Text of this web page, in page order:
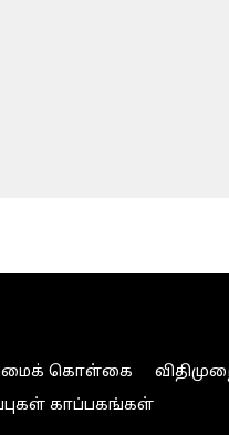
கொள்கை
காப்பகங்கள்